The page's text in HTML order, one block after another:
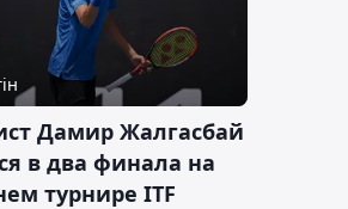
Дамир Жалгасбай
в два финала на
турнире ITF